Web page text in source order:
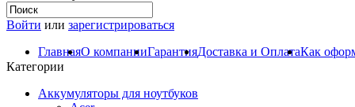
Войти или зарегистрироваться
ГлавнаяО компанииГарантияДоставка и ОплатаКак
Категории
Аккумуляторы для ноутбуков